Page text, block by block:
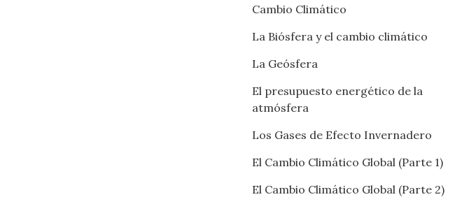
Cambio Climático
La Biósfera y el cambio climático
La Geósfera
El presupuesto energético de la
atmósfera
Los Gases de Efecto Invernadero
El Cambio Climático Global (Parte 1)
El Cambio Climático Global (Parte 2)